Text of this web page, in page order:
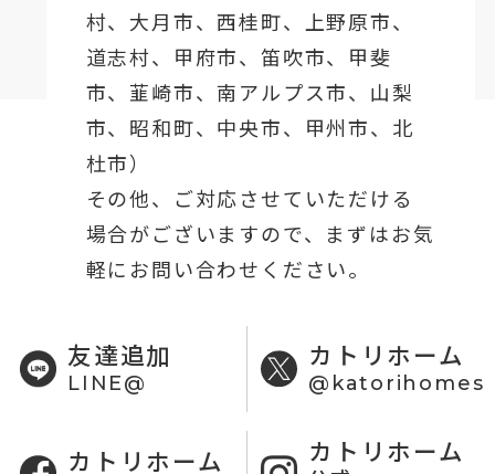
村、 大月市、西桂町、上野原市、
道志村、 甲府市、笛吹市、甲斐
市、韮崎市、南アルプス市、山梨
市、昭和町、中央市、甲州市、北
杜市）
その他、ご対応させていただける
場合がございますので、まずはお気
軽にお問い合わせください。
友達追加
LINE@
カトリホーム
@katorihomes
カトリホーム カトリホーム